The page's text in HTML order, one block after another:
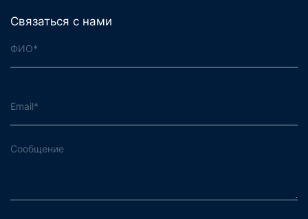
Связаться с нами